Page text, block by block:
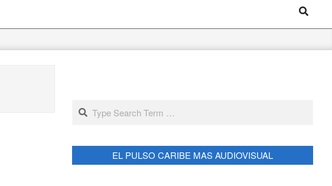
Search
Search
EL PULSO CARIBE MAS AUDIOVISUAL